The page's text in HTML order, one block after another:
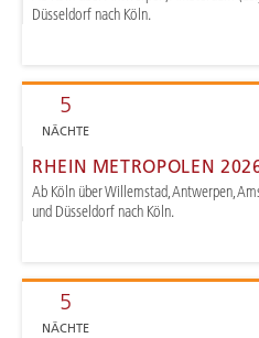
Düsseldorf nach Köln.
5
NÄCHTE
RHEIN METROPOLEN
Ab Köln über Willemstad, Antwerpen,
und Düsseldorf nach Köln.
5
NÄCHTE